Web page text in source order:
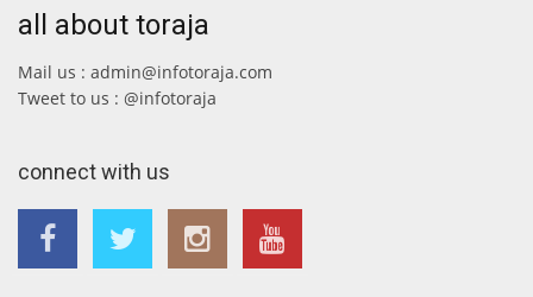
all about toraja
Mail us : admin@infotoraja.com
Tweet to us : @infotoraja
connect with us